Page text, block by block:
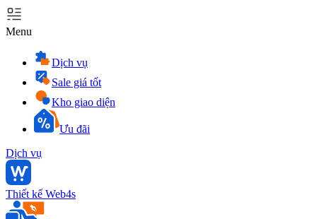
Menu
Dịch vụ
Sale giá tốt
Kho giao diện
Ưu đãi
Dịch vụ
Thiết kế Web4s